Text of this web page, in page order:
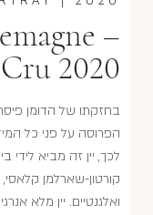
–
2020
בחזקתו של הדומן
הפרוסה על פני כל
לכך, יין זה מביא לידי
קורטון-שארלמן
ואלגנטיים. יין מלא